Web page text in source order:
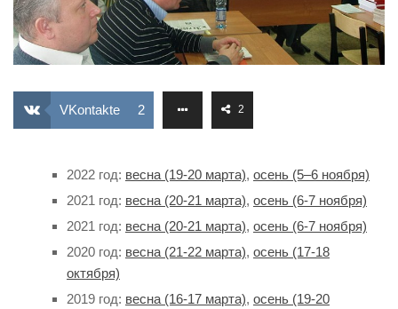
ИЗУЧЕНИЕ ДИАЛЕКТИКИ
ПРОФСОЮЗНАЯ БОРЬБА
НАРОДНАЯ ПРАВДА
VKontakte 2 2
2022 год: весна (19-20 марта), осень (5–6 ноября)
2021 год: весна (20-21 марта), осень (6-7 ноября)
2021 год: весна (20-21 марта), осень (6-7 ноября)
2020 год: весна (21-22 марта), осень (17-18
октября)
2019 год: весна (16-17 марта), осень (19-20